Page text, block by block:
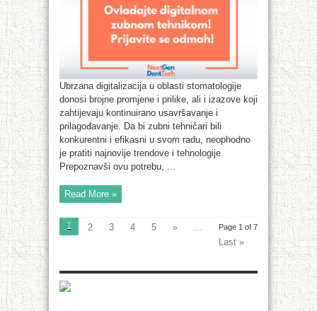
Ubrzana digitalizacija u oblasti stomatologije
donosi brojne promjene i prilike, ali i izazove koji
zahtijevaju kontinuirano usavršavanje i
prilagođavanje. Da bi zubni tehničari bili
konkurentni i efikasni u svom radu, neophodno
je pratiti najnovije trendove i tehnologije.
Prepoznavši ovu potrebu, ...
Read More »
Page 1 of 7
1 2 3 4 5 »
Last »